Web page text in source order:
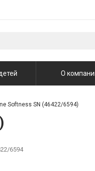
О
Softness SN (46422/6594)
6594